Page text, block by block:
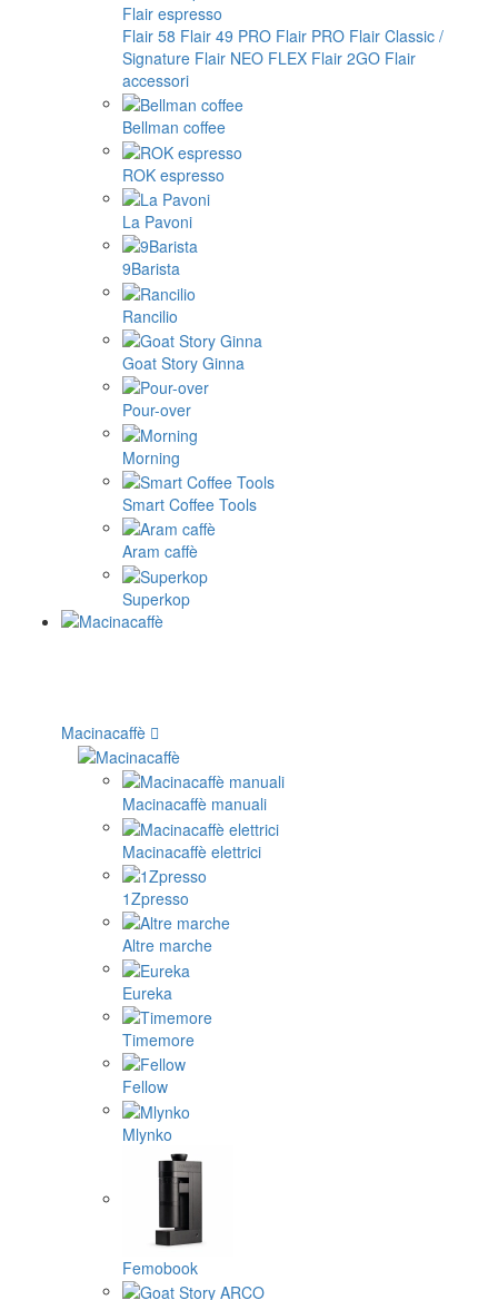
Flair espresso
Flair 58 Flair 49 PRO Flair PRO Flair Classic /
Signature Flair NEO FLEX Flair 2GO Flair
accessori
Bellman coffee
ROK espresso
La Pavoni
9Barista
Rancilio
Goat Story Ginna
Pour-over
Morning
Smart Coffee Tools
Aram caffè
Superkop
Macinacaffè
Macinacaffè manuali
Macinacaffè elettrici
1Zpresso
Altre marche
Eureka
Timemore
Fellow
Mlynko
Femobook